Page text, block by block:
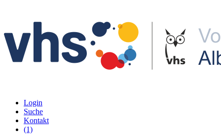
Login
Suche
Kontakt
(1)